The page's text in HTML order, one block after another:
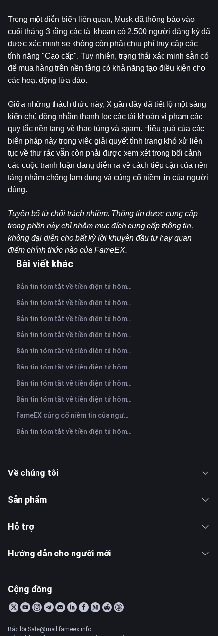
Trong một diễn biến liên quan, Musk đã thông báo vào
cuối tháng 3 rằng các tài khoản có 2.500 người đăng ký đã
được xác minh sẽ không còn phải chịu phí truy cập các
tính năng "Cao cấp". Tuy nhiên, trạng thái xác minh sẵn có
để mua hàng trên nền tảng có khả năng tạo điều kiện cho
các hoạt động lừa đảo.
Giữa những thách thức này, X gần đây đã tiết lộ một sáng
kiến ​​chủ động nhằm thanh lọc các tài khoản vi phạm các
quy tắc nền tảng về thao túng và spam. Hiệu quả của các
biện pháp này trong việc giải quyết tình trạng khó xử liên
tục về thư rác vẫn còn phải được xem xét trong bối cảnh
các cuộc tranh luận đang diễn ra về cách tiếp cận của nền
tảng nhằm chống lạm dụng và củng cố niềm tin của người
dùng.
Tuyên bố từ chối trách nhiệm: Thông tin được cung cấp
trong phần này chỉ nhằm mục đích cung cấp thông tin,
không đại diện cho bất kỳ lời khuyên đầu tư hay quan
điểm chính thức nào của FameEX.
Bài viết khác
Bản tin tóm tắt về tiền điện tử hôm nay trên FameEX | Ngày 7 tháng 8 năm 2026
Bản tin tóm tắt về tiền điện tử hôm nay trên FameEX | Ngày 6 tháng 8 năm 2026
Bản tin tóm tắt về tiền điện tử hôm nay trên FameEX | Ngày 5 tháng 8 năm 2026
Bản tin tóm tắt về tiền điện tử hôm nay trên FameEX | Ngày 4 tháng 8 năm 2026
Bản tin tóm tắt về tiền điện tử hôm nay trên FameEX | Ngày 3 tháng 8 năm 2026
Bản tin tóm tắt về tiền điện tử hôm nay trên FameEX | Ngày 31 tháng 7 năm 2026
Bản tin tóm tắt về tiền điện tử hôm nay trên FameEX | Ngày 30 tháng 7 năm 2026
Bản tin tóm tắt về tiền điện tử hôm nay trên FameEX | Ngày 29 tháng 7 năm 2026
FameEX củng cố niềm tin của người dùng thông qua tám năm hoạt động ổn định và tăng trưởng toàn cầu
Bản tin tóm tắt về tiền điện tử hôm nay trên FameEX | Ngày 28 tháng 7 năm 2026
Về chúng tôi
Sản phẩm
Hỗ trợ
Hướng dẫn cho người mới
Cộng đồng
Báo lỗi:Safe@mail.fameex.info